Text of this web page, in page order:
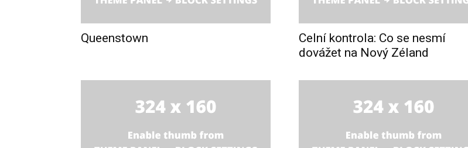
Queenstown
Celní kontrola: Co se nesmí
dovážet na Nový Zéland